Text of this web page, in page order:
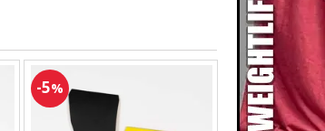
-5%